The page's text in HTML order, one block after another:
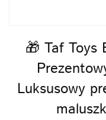
🎁 Taf Toys
Luksusowy